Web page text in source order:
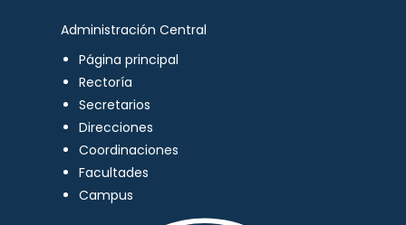
Administración Central
Página principal
Rectoría
Secretarios
Direcciones
Coordinaciones
Facultades
Campus